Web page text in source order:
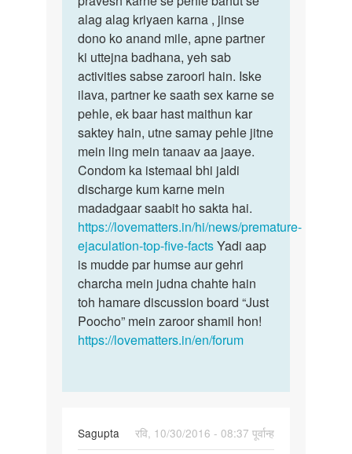
alag alag kriyaen karna , jinse
dono ko anand mile, apne partner
ki uttejna badhana, yeh sab
activities sabse zaroori hain. Iske
ilava, partner ke saath sex karne se
pehle, ek baar hast maithun kar
saktey hain, utne samay pehle jitne
mein ling mein tanaav aa jaaye.
Condom ka istemaal bhi jaldi
discharge kum karne mein
madadgaar saabit ho sakta hai.
https://lovematters.in/hi/news/premature-
ejaculation-top-five-factsYadi aap
is mudde par humse aur gehri
charcha mein judna chahte hain
toh hamare discussion board “Just
Poocho” mein zaroor shamil hon!
https://lovematters.in/en/forum
Sagupta
रवि, 10/30/2016 - 08:37 पूर्वान्ह